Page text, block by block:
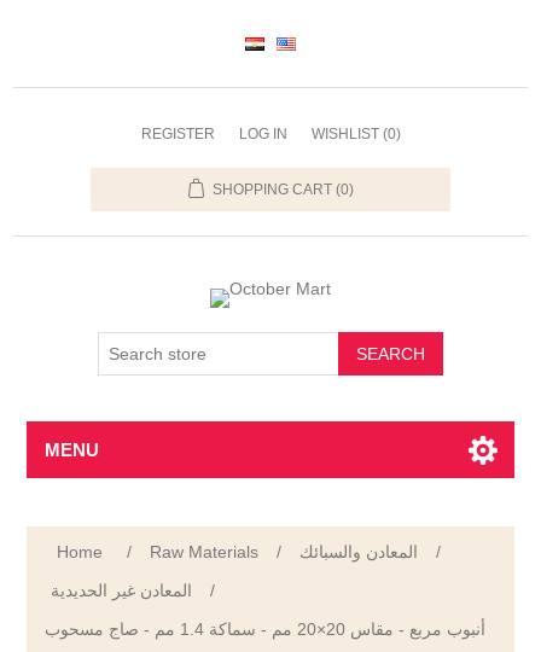
REGISTER LOG IN WISHLIST (0)
SHOPPING CART (0)
SEARCH
MENU
Home / Raw Materials / المعادن والسبائك
/
المعادن غير الحديدية
/
أنبوب مربع - مقاس 20×20 مم - سماكة 1.4 مم - صاج مسحوب